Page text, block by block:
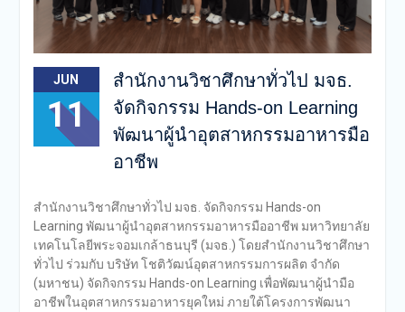
JUN
11
สำนักงานวิชาศึกษาทั่วไป มจธ.
จัดกิจกรรม Hands-on Learning
พัฒนาผู้นำอุตสาหกรรมอาหารมือ
อาชีพ
สำนักงานวิชาศึกษาทั่วไป มจธ. จัดกิจกรรม Hands-on
Learning พัฒนาผู้นำอุตสาหกรรมอาหารมืออาชีพ มหาวิทยาลัย
เทคโนโลยีพระจอมเกล้าธนบุรี (มจธ.) โดยสำนักงานวิชาศึกษา
ทั่วไป ร่วมกับ บริษัท โชติวัฒน์อุตสาหกรรมการผลิต จำกัด
(มหาชน) จัดกิจกรรม Hands-on Learning เพื่อพัฒนาผู้นำมือ
อาชีพในอุตสาหกรรมอาหารยุคใหม่ ภายใต้โครงการพัฒนา